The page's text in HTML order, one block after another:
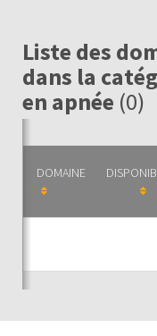
Liste des
dans la
en apnée (0)
DOMAINE